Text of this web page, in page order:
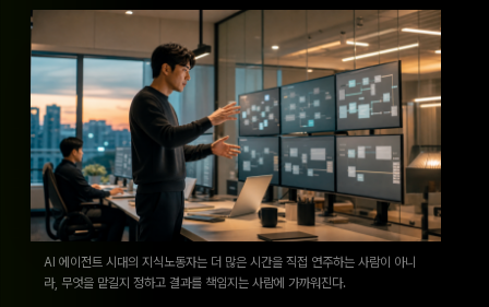
AI 에이전트 시대의 지식노동자는 더 많은 시간을 직접 연주하는 사람이 아니
라, 무엇을 맡길지 정하고 결과를 책임지는 사람에 가까워진다.